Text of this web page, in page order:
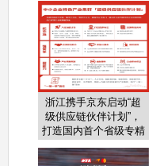
浙江携手京东启动“超
级供应链伙伴计划”，
打造国内首个省级专精
务平台